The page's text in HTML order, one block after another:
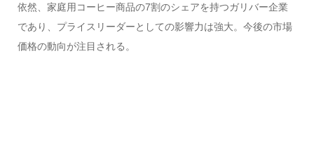
依然、家庭用コーヒー商品の7割のシェアを持つガリバー企業
であり、プライスリーダーとしての影響力は強大。今後の市場
価格の動向が注目される。